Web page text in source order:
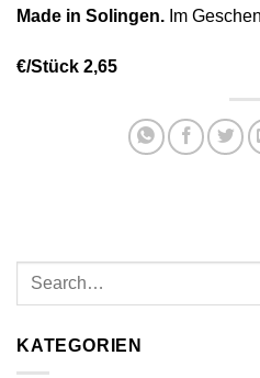
Made in Solingen. Im
€/Stück 2,65
KATEGORIEN